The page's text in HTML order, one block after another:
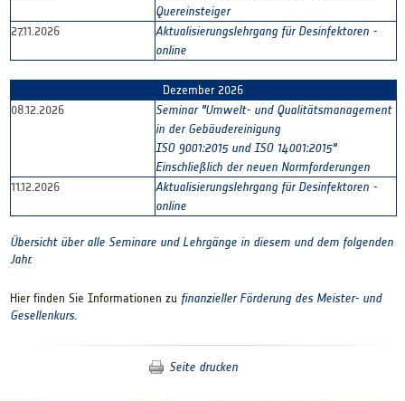
Quereinsteiger
27.11.2026
Aktualisierungslehrgang für Desinfektoren -
online
Dezember 2026
08.12.2026
Seminar "Umwelt- und Qualitätsmanagement
in der Gebäudereinigung
ISO 9001:2015 und ISO 14001:2015"
Einschließlich der neuen Normforderungen
11.12.2026
Aktualisierungslehrgang für Desinfektoren -
online
Übersicht über alle Seminare und Lehrgänge in diesem und dem folgenden
Jahr.
Hier finden Sie Informationen zu finanzieller Förderung des Meister- und
Gesellenkurs.
Seite drucken